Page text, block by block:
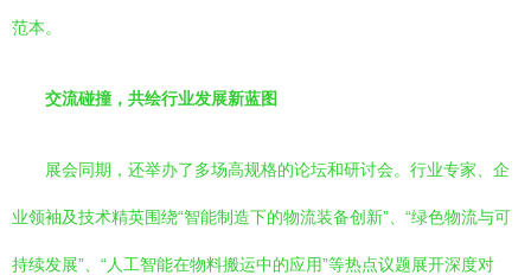
范本。
交流碰撞，共绘行业发展新蓝图
展会同期，还举办了多场高规格的论坛和研讨会。行业专家、企
业领袖及技术精英围绕“智能制造下的物流装备创新”、“绿色物流与可
持续发展”、“人工智能在物料搬运中的应用”等热点议题展开深度对